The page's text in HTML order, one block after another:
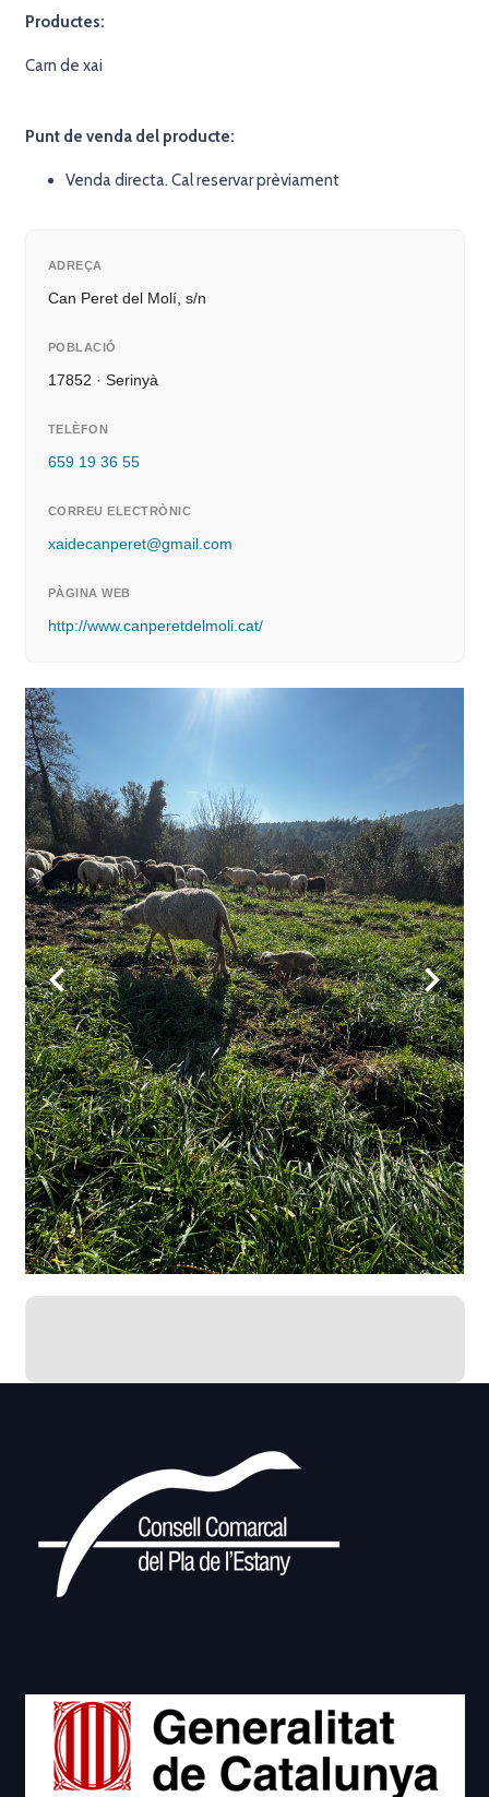
Productes:
Carn de xai
Punt de venda del producte:
Venda directa. Cal reservar prèviament
ADREÇA
Can Peret del Molí, s/n
POBLACIÓ
17852 · Serinyà
TELÈFON
659 19 36 55
CORREU ELECTRÒNIC
xaidecanperet@gmail.com
PÀGINA WEB
http://www.canperetdelmoli.cat/